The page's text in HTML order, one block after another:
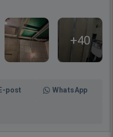
+40
E-post WhatsApp